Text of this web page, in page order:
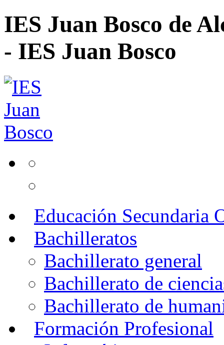
IES Juan Bosco de
- IES Juan Bosco
Educación Secundaria
Bachilleratos
Bachillerato general
Bachillerato de
Bachillerato de
Formación Profesional